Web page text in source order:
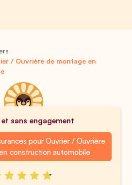
/ Ouvrière de montage en
sans engagement
pour Ouvrier / Ouvrière
construction automobile